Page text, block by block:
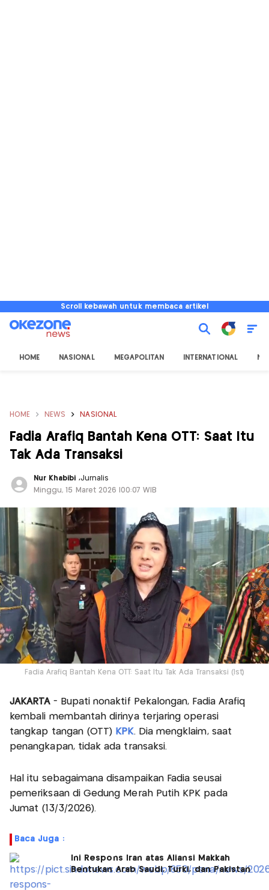
Scroll kebawah untuk membaca artikel
HOME NASIONAL MEGAPOLITAN INTERNATIONAL
HOME NEWS NASIONAL
Fadia Arafiq Bantah Kena OTT: Saat Itu
Tak Ada Transaksi
Nur Khabibi ,Jurnalis
Minggu, 15 Maret 2026 |00:07 WIB
Fadia Arafiq Bantah Kena OTT: Saat Itu Tak Ada Transaksi (Ist)
JAKARTA- Bupati nonaktif Pekalongan, Fadia Arafiq
kembali membantah dirinya terjaring operasi
tangkap tangan (OTT) KPK. Dia mengklaim, saat
penangkapan, tidak ada transaksi.
Hal itu sebagaimana disampaikan Fadia seusai
pemeriksaan di Gedung Merah Putih KPK pada
Jumat (13/3/2026).
Baca Juga :
Ini Respons Iran atas Aliansi Makkah
Bentukan Arab Saudi, Turki, dan Pakistan